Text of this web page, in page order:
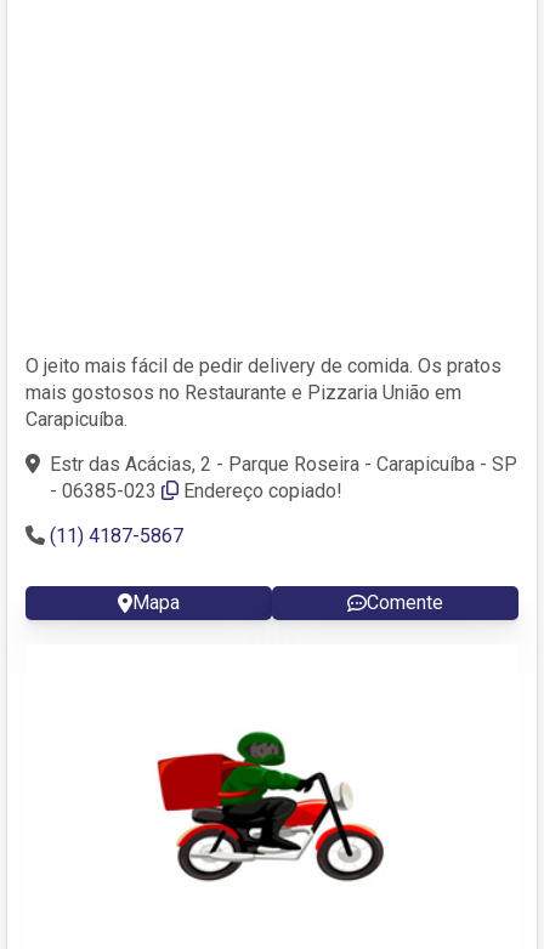
O jeito mais fácil de pedir delivery de comida. Os pratos
mais gostosos no Restaurante e Pizzaria União em
Carapicuíba.
Estr das Acácias, 2 - Parque Roseira - Carapicuíba - SP
- 06385-023
Endereço copiado!
(11) 4187-5867
Mapa Comente